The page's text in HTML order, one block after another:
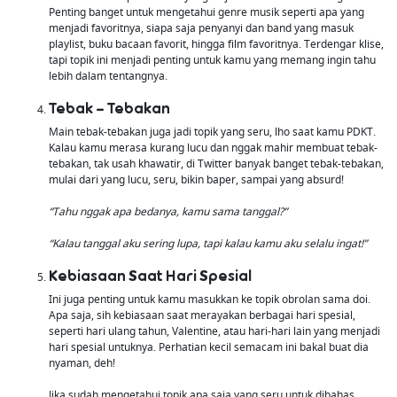
Penting banget untuk mengetahui genre musik seperti apa yang
menjadi favoritnya, siapa saja penyanyi dan band yang masuk
playlist, buku bacaan favorit, hingga film favoritnya. Terdengar klise,
tapi topik ini menjadi penting untuk kamu yang memang ingin tahu
lebih dalam tentangnya.
Tebak – Tebakan
Main tebak-tebakan juga jadi topik yang seru, lho saat kamu PDKT.
Kalau kamu merasa kurang lucu dan nggak mahir membuat tebak-
tebakan, tak usah khawatir, di Twitter banyak banget tebak-tebakan,
mulai dari yang lucu, seru, bikin baper, sampai yang absurd!
“Tahu nggak apa bedanya, kamu sama tanggal?”
“Kalau tanggal aku sering lupa, tapi kalau kamu aku selalu ingat!”
Kebiasaan Saat Hari Spesial
Ini juga penting untuk kamu masukkan ke topik obrolan sama doi.
Apa saja, sih kebiasaan saat merayakan berbagai hari spesial,
seperti hari ulang tahun, Valentine, atau hari-hari lain yang menjadi
hari spesial untuknya. Perhatian kecil semacam ini bakal buat dia
nyaman, deh!